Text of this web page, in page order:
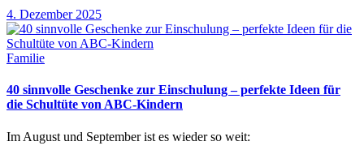
4. Dezember 2025
Familie
40 sinnvolle Geschenke zur Einschulung – perfekte Ideen für
die Schultüte von ABC-Kindern
Im August und September ist es wieder so weit: